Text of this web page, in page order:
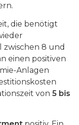
die benötigt
zwischen 8 und
einen positiven
Anlagen
von 5 bis